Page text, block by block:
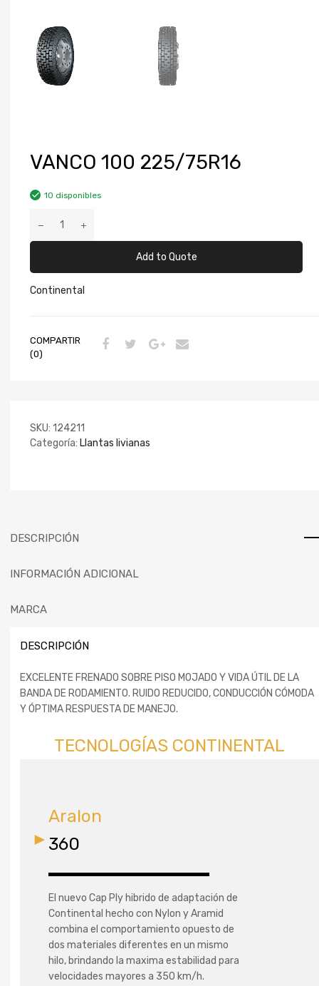
VANCO 100 225/75R16
10 disponibles
Add to Quote
Continental
COMPARTIR
(0)
SKU: 124211
Categoría: Llantas livianas
DESCRIPCIÓN
INFORMACIÓN ADICIONAL
MARCA
DESCRIPCIÓN
EXCELENTE FRENADO SOBRE PISO MOJADO Y VIDA ÚTIL DE LA
BANDA DE RODAMIENTO. RUIDO REDUCIDO, CONDUCCIÓN CÓMODA
Y ÓPTIMA RESPUESTA DE MANEJO.
TECNOLOGÍAS CONTINENTAL
Aralon
360
El nuevo Cap Ply hibrido de adaptación de
Continental hecho con Nylon y Aramid
combina el comportamiento opuesto de
dos materiales diferentes en un mismo
hilo, brindando la maxima estabilidad para
velocidades mayores a 350 km/h.